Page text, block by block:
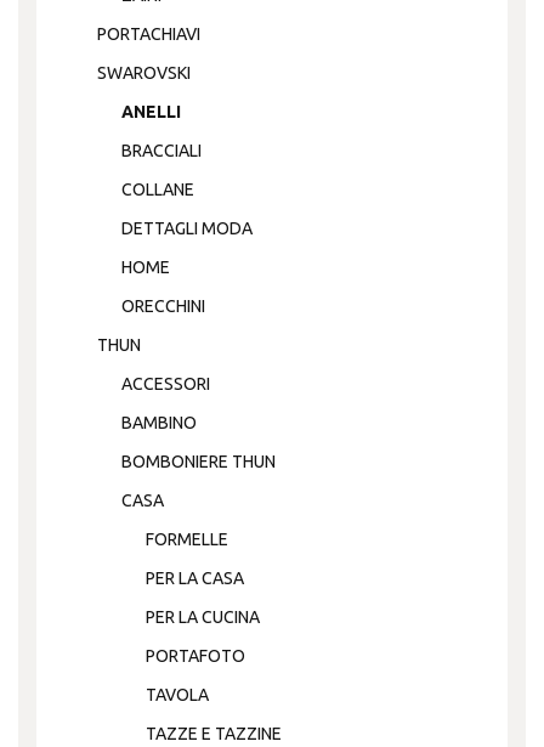
PORTACHIAVI
SWAROVSKI
ANELLI
BRACCIALI
COLLANE
DETTAGLI MODA
HOME
ORECCHINI
THUN
ACCESSORI
BAMBINO
BOMBONIERE THUN
CASA
FORMELLE
PER LA CASA
PER LA CUCINA
PORTAFOTO
TAVOLA
TAZZE E TAZZINE